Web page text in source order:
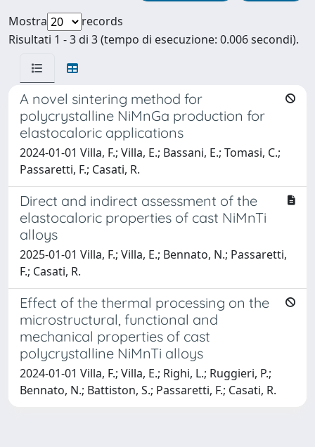
Mostra
records
Risultati 1 - 3 di 3 (tempo di esecuzione: 0.006 secondi).
A novel sintering method for
polycrystalline NiMnGa production for
elastocaloric applications
2024-01-01 Villa, F.; Villa, E.; Bassani, E.; Tomasi, C.;
Passaretti, F.; Casati, R.
Direct and indirect assessment of the
elastocaloric properties of cast NiMnTi
alloys
2025-01-01 Villa, F.; Villa, E.; Bennato, N.; Passaretti,
F.; Casati, R.
Effect of the thermal processing on the
microstructural, functional and
mechanical properties of cast
polycrystalline NiMnTi alloys
2024-01-01 Villa, F.; Villa, E.; Righi, L.; Ruggieri, P.;
Bennato, N.; Battiston, S.; Passaretti, F.; Casati, R.